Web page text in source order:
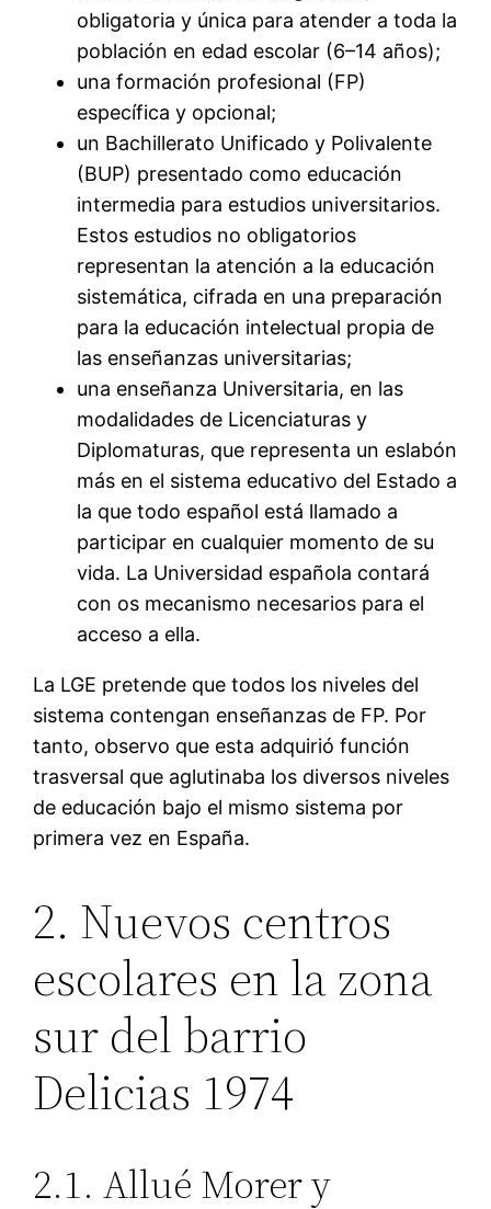
obligatoria y única para atender a toda la
población en edad escolar (6–14 años);
una formación profesional (FP)
específica y opcional;
un Bachillerato Unificado y Polivalente
(BUP) presentado como educación
intermedia para estudios universitarios.
Estos estudios no obligatorios
representan la atención a la educación
sistemática, cifrada en una preparación
para la educación intelectual propia de
las enseñanzas universitarias;
una enseñanza Universitaria, en las
modalidades de Licenciaturas y
Diplomaturas, que representa un eslabón
más en el sistema educativo del Estado a
la que todo español está llamado a
participar en cualquier momento de su
vida. La Universidad española contará
con os mecanismo necesarios para el
acceso a ella.
La LGE pretende que todos los niveles del
sistema contengan enseñanzas de FP. Por
tanto, observo que esta adquirió función
trasversal que aglutinaba los diversos niveles
de educación bajo el mismo sistema por
primera vez en España.
2. Nuevos centros
escolares en la zona
sur del barrio
Delicias 1974
2.1. Allué Morer y